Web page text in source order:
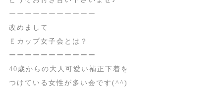
ーーーーーーーーーーー
改めまして
Ｅカップ女子会とは？
ーーーーーーーーーーー
40歳からの大人可愛い補正下着を
つけている女性が多い会です(^^)